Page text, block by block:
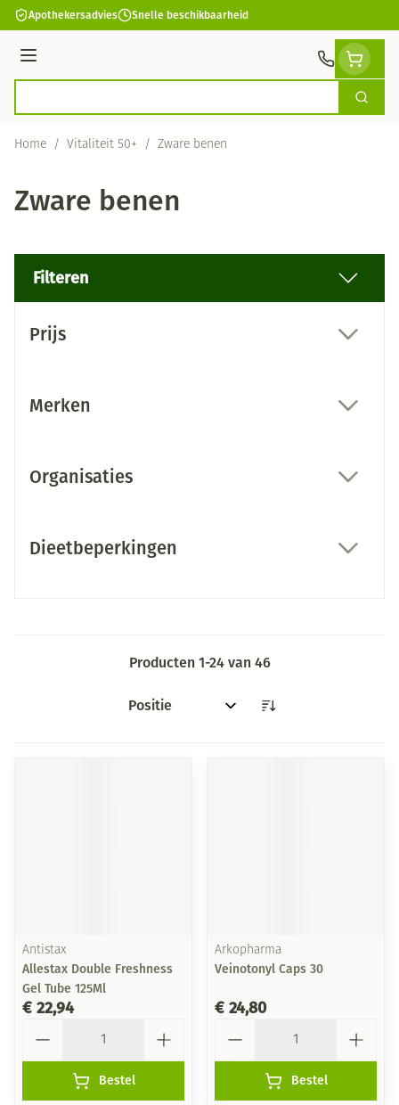
Ga naar de inhoud
Apothekersadvies Snelle beschikbaarheid
Menu
Zoek
Home / Vitaliteit 50+ / Zware benen
Zware benen
Filteren
Prijs
Merken
Organisaties
Dieetbeperkingen
Producten 1-24van 46
Sorteer op:
Antistax
Allestax Double Freshness
Gel Tube 125Ml
€ 22,94
Bestel
Arkopharma
Veinotonyl Caps 30
€ 24,80
Bestel